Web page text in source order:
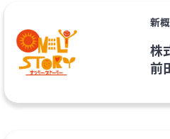
新
株
前